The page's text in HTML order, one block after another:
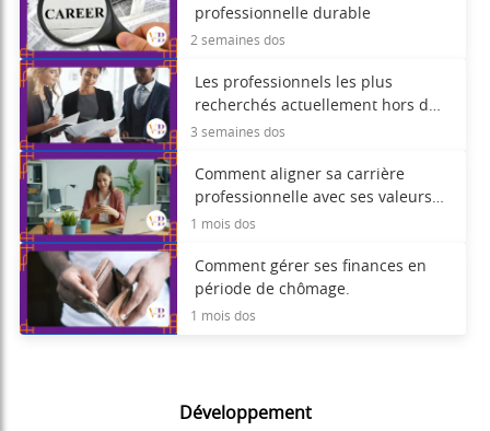
professionnelle durable
2 semaines dos
Les professionnels les plus
recherchés actuellement hors du
secteur technologique.
3 semaines dos
Comment aligner sa carrière
professionnelle avec ses valeurs
personnelles.
1 mois dos
Comment gérer ses finances en
période de chômage.
1 mois dos
Développement